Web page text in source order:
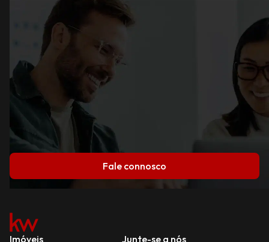
Fale connosco
Imóveis Junte-se a nós